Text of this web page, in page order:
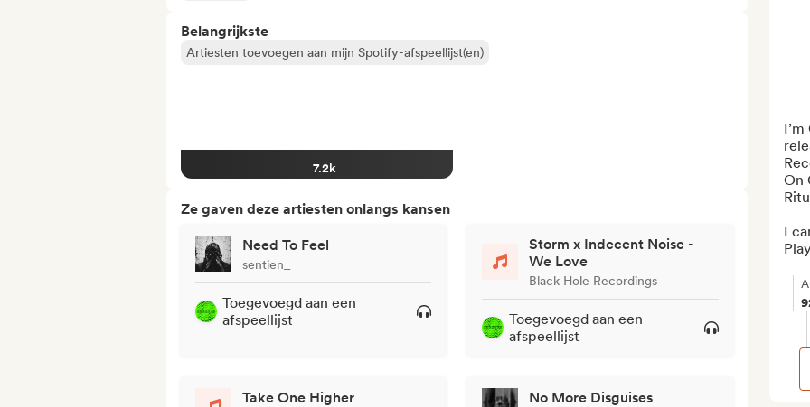
Belangrijkste
Artiesten toevoegen aan mijn Spotify-afspeellijst(en)
7.2k
Ze gaven deze artiesten onlangs kansen
Need To Feel
sentien_
Toegevoegd aan een
afspeellijst
Storm x Indecent Noise -
We Love
Black Hole Recordings
Toegevoegd aan een
afspeellijst
Take One Higher No More Disguises
On
I